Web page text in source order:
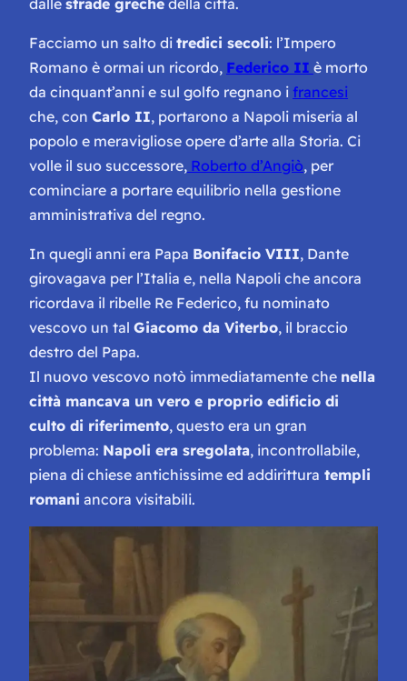
dalle strade greche della città.
Facciamo un salto di tredici secoli: l’Impero
Romano è ormai un ricordo, Federico II è morto
da cinquant’anni e sul golfo regnano i francesi
che, con Carlo II, portarono a Napoli miseria al
popolo e meravigliose opere d’arte alla Storia. Ci
volle il suo successore, Roberto d’Angiò, per
cominciare a portare equilibrio nella gestione
amministrativa del regno.
In quegli anni era Papa Bonifacio VIII, Dante
girovagava per l’Italia e, nella Napoli che ancora
ricordava il ribelle Re Federico, fu nominato
vescovo un tal Giacomo da Viterbo, il braccio
destro del Papa.
Il nuovo vescovo notò immediatamente che nella
città mancava un vero e proprio edificio di
culto di riferimento, questo era un gran
problema: Napoli era sregolata, incontrollabile,
piena di chiese antichissime ed addirittura templi
romani ancora visitabili.